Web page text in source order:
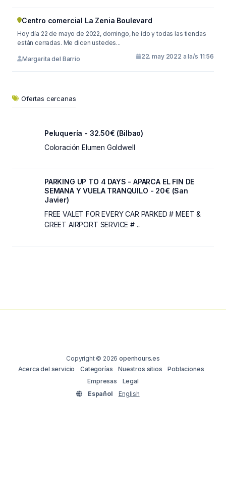
Centro comercial La Zenia Boulevard
Hoy día 22 de mayo de 2022, domingo, he ido y todas las tiendas
están cerradas. Me dicen ustedes...
Margarita del Barrio 22. may 2022 a la/s 11:56
Ofertas cercanas
Peluquería - 32.50€ (Bilbao)
Coloración Elumen Goldwell
PARKING UP TO 4 DAYS - APARCA EL FIN DE
SEMANA Y VUELA TRANQUILO - 20€ (San
Javier)
FREE VALET FOR EVERY CAR PARKED # MEET &
GREET AIRPORT SERVICE # ...
Copyright © 2026openhours.es
Acerca del servicio
Categorías Nuestros sitios
Poblaciones
Empresas
Legal
Español
English